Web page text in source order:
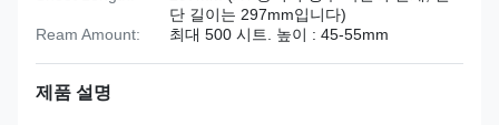
단 길이는 297mm입니다)
Ream Amount:
최대 500 시트. 높이 : 45-55mm
제품 설명